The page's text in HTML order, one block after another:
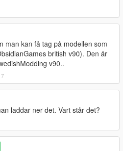
man kan få tag på modellen som
british v90). Den är
v90..
laddar ner det. Vart står det?